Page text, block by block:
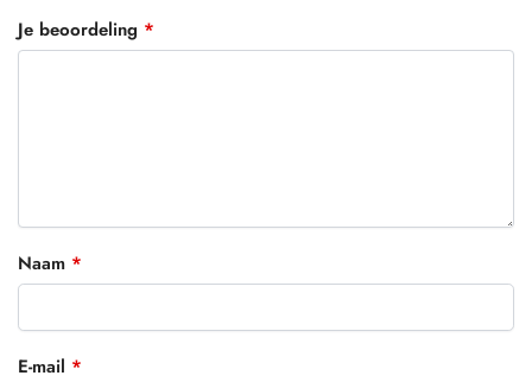
Je beoordeling *
Naam *
E-mail *